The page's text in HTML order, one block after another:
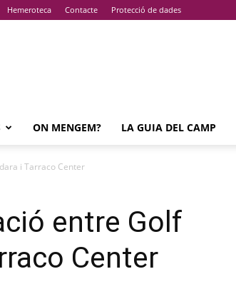
Hemeroteca Contacte Protecció de dades
ON MENGEM? LA GUIA DEL CAMP
i Tarraco Center
entre Golf
Center